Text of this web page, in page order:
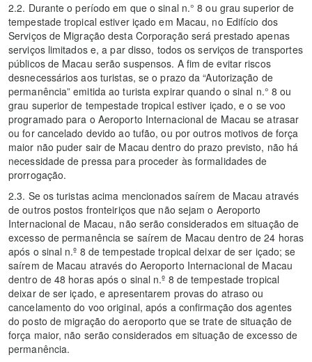
2.2. Durante o período em que o sinal n.° 8 ou grau superior de
tempestade tropical estiver içado em Macau, no Edifício dos
Serviços de Migração desta Corporação será prestado apenas
serviços limitados e, a par disso, todos os serviços de transportes
públicos de Macau serão suspensos. A fim de evitar riscos
desnecessários aos turistas, se o prazo da “Autorização de
permanência” emitida ao turista expirar quando o sinal n.° 8 ou
grau superior de tempestade tropical estiver içado, e o se voo
programado para o Aeroporto Internacional de Macau se atrasar
ou for cancelado devido ao tufão, ou por outros motivos de força
maior não puder sair de Macau dentro do prazo previsto, não há
necessidade de pressa para proceder às formalidades de
prorrogação.
2.3. Se os turistas acima mencionados saírem de Macau através
de outros postos fronteiriços que não sejam o Aeroporto
Internacional de Macau, não serão considerados em situação de
excesso de permanência se saírem de Macau dentro de 24 horas
após o sinal n.º 8 de tempestade tropical deixar de ser içado; se
saírem de Macau através do Aeroporto Internacional de Macau
dentro de 48 horas após o sinal n.º 8 de tempestade tropical
deixar de ser içado, e apresentarem provas do atraso ou
cancelamento do voo original, após a confirmação dos agentes
do posto de migração do aeroporto que se trate de situação de
força maior, não serão considerados em situação de excesso de
permanência.